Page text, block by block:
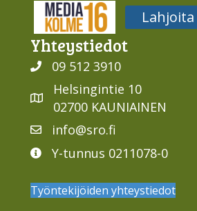
Media316
Lahjoita
Yhteys­tiedot
09 512 3910
Helsingintie 10
02700 KAUNIAINEN
info@sro.fi
Y-tunnus 0211078-0
Työntekijöiden yhteystiedot